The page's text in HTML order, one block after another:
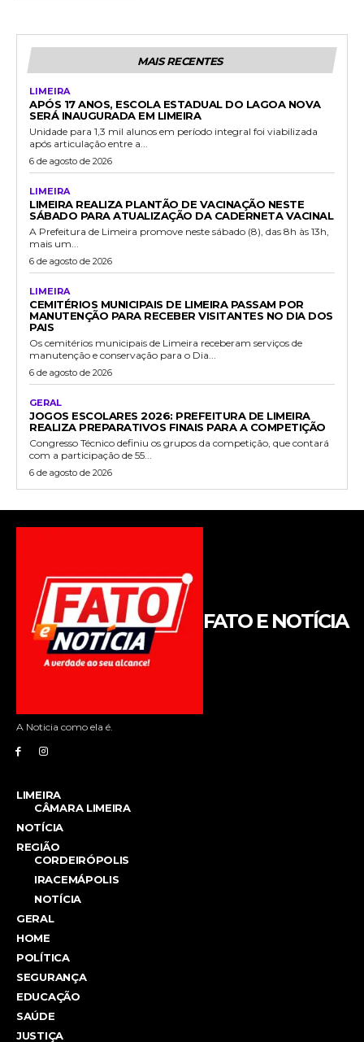
MAIS RECENTES
LIMEIRA
APÓS 17 ANOS, ESCOLA ESTADUAL DO LAGOA NOVA
SERÁ INAUGURADA EM LIMEIRA
Unidade para 1,3 mil alunos em período integral foi viabilizada
após articulação entre a...
6 de agosto de 2026
LIMEIRA
LIMEIRA REALIZA PLANTÃO DE VACINAÇÃO NESTE
SÁBADO PARA ATUALIZAÇÃO DA CADERNETA VACINAL
A Prefeitura de Limeira promove neste sábado (8), das 8h às 13h,
mais um...
6 de agosto de 2026
LIMEIRA
CEMITÉRIOS MUNICIPAIS DE LIMEIRA PASSAM POR
MANUTENÇÃO PARA RECEBER VISITANTES NO DIA DOS
PAIS
Os cemitérios municipais de Limeira receberam serviços de
manutenção e conservação para o Dia...
6 de agosto de 2026
GERAL
JOGOS ESCOLARES 2026: PREFEITURA DE LIMEIRA
REALIZA PREPARATIVOS FINAIS PARA A COMPETIÇÃO
Congresso Técnico definiu os grupos da competição, que contará
com a participação de 55...
6 de agosto de 2026
FATO E NOTÍCIA
A Noticia como ela é.
LIMEIRA
CÂMARA LIMEIRA
NOTÍCIA
REGIÃO
CORDEIRÓPOLIS
IRACEMÁPOLIS
NOTÍCIA
GERAL
HOME
POLÍTICA
SEGURANÇA
EDUCAÇÃO
SAÚDE
JUSTIÇA